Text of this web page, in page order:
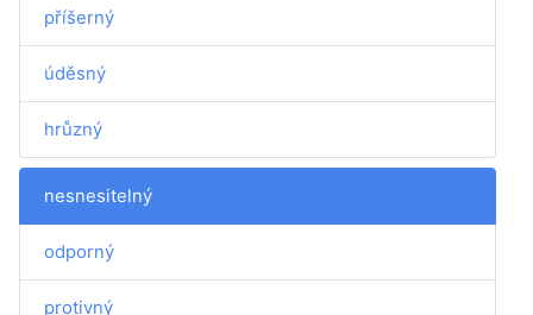
příšerný
úděsný
hrůzný
nesnesitelný
odporný
protivný